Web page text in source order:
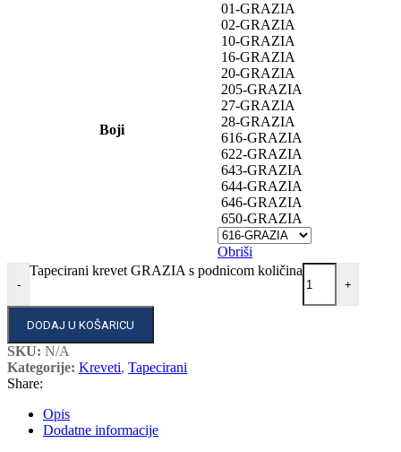
Boji
01-GRAZIA
02-GRAZIA
10-GRAZIA
16-GRAZIA
20-GRAZIA
205-GRAZIA
27-GRAZIA
28-GRAZIA
616-GRAZIA
622-GRAZIA
643-GRAZIA
644-GRAZIA
646-GRAZIA
650-GRAZIA
Obriši
-
Tapecirani krevet GRAZIA s podnicom količina
+
DODAJ U KOŠARICU
SKU: N/A
Kategorije: Kreveti, Tapecirani
Share:
Opis
Dodatne informacije